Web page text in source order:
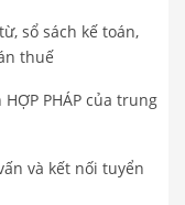
sổ sách kế toán,
thuế
PHÁP của trung
và kết nối tuyển